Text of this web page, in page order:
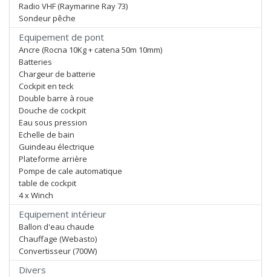
Radio VHF (Raymarine Ray 73)
Sondeur pêche
Equipement de pont
Ancre (Rocna 10Kg + catena 50m 10mm)
Batteries
Chargeur de batterie
Cockpit en teck
Double barre à roue
Douche de cockpit
Eau sous pression
Echelle de bain
Guindeau électrique
Plateforme arrière
Pompe de cale automatique
table de cockpit
4 x Winch
Equipement intérieur
Ballon d'eau chaude
Chauffage (Webasto)
Convertisseur (700W)
Divers